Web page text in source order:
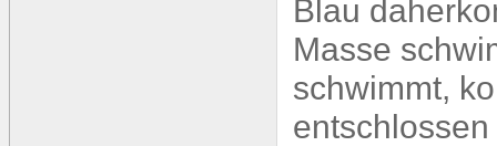
Blau
Masse
schwimmt,